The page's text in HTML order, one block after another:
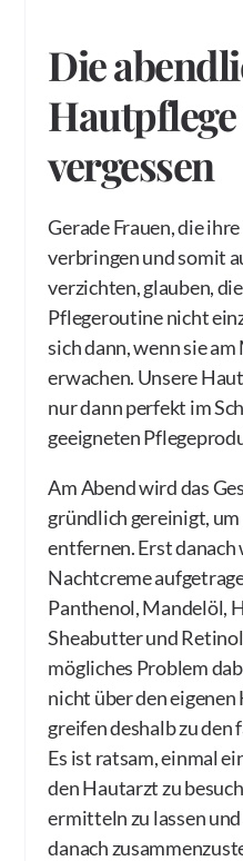
Die
vergessen
Gerade Frauen, die
verbringen und somit
verzichten, glauben,
Pflegeroutine nicht
sich dann, wenn sie
erwachen. Unsere
nur dann perfekt im
geeigneten
Am Abend wird das
gründlich gereinigt, um
entfernen. Erst
Nachtcreme
Panthenol, Mandelöl,
Sheabutter und
mögliches Problem
nicht über den
greifen deshalb zu
Es ist ratsam, einmal
den Hautarzt zu
ermitteln zu lassen
danach